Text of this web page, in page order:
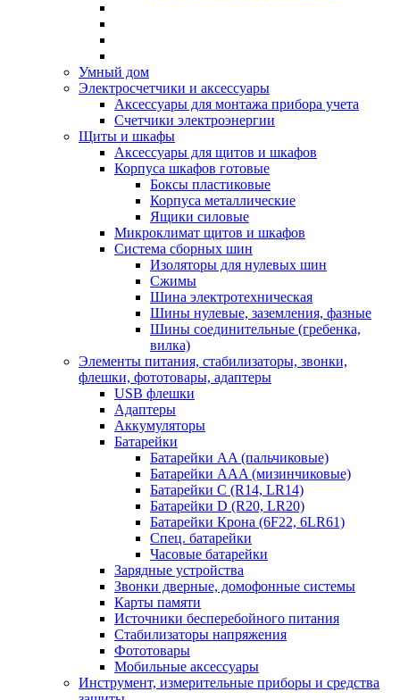
Умный дом
Электросчетчики и аксессуары
Аксессуары для монтажа прибора учета
Счетчики электроэнергии
Щиты и шкафы
Аксессуары для щитов и шкафов
Корпуса шкафов готовые
Боксы пластиковые
Корпуса металлические
Ящики силовые
Микроклимат щитов и шкафов
Система сборных шин
Изоляторы для нулевых шин
Сжимы
Шина электротехническая
Шины нулевые, заземления, фазные
Шины соединительные (гребенка,
вилка)
Элементы питания, стабилизаторы, звонки,
флешки, фототовары, адаптеры
USB флешки
Адаптеры
Аккумуляторы
Батарейки
Батарейки AA (пальчиковые)
Батарейки AAA (мизинчиковые)
Батарейки C (R14, LR14)
Батарейки D (R20, LR20)
Батарейки Крона (6F22, 6LR61)
Спец. батарейки
Часовые батарейки
Зарядные устройства
Звонки дверные, домофонные системы
Карты памяти
Источники бесперебойного питания
Стабилизаторы напряжения
Фототовары
Мобильные аксессуары
Инструмент, измерительные приборы и средства